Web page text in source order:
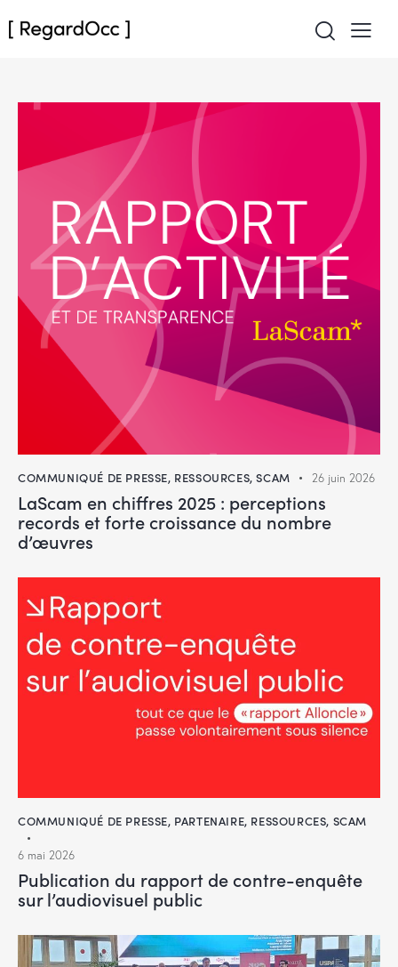
COMMUNIQUÉ DE PRESSE, RESSOURCES,SCAM 26 juin 2026
LaScam en chiffres 2025 : perceptions
records et forte croissance du nombre
d’œuvres
COMMUNIQUÉ DE PRESSE, PARTENAIRE, RESSOURCES, SCAM
6 mai 2026
Publication du rapport de contre-enquête
sur l’audiovisuel public